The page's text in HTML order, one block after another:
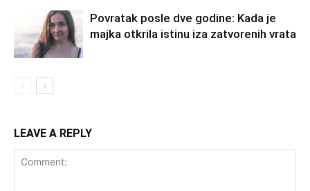
Povratak posle dve godine: Kada je
majka otkrila istinu iza zatvorenih vrata
LEAVE A REPLY